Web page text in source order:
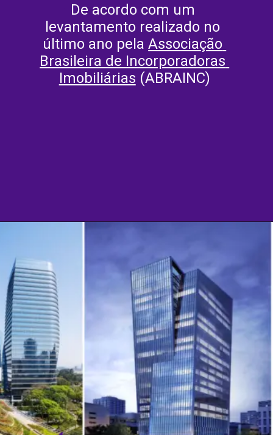
De acordo com um
levantamento realizado no
último ano pela Associação
Brasileira de Incorporadoras
Imobiliárias (ABRAINC)